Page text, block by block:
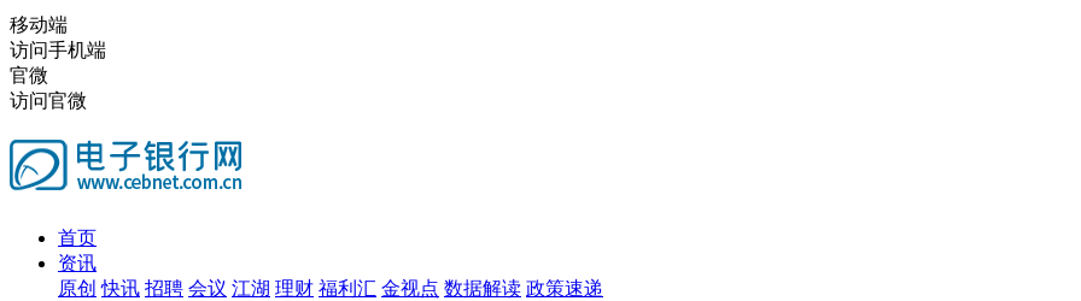
移动端
访问手机端
官微
访问官微
首页
资讯
原创 快讯 招聘 会议 江湖 理财 福利汇 金视点 数据解读 政策速递